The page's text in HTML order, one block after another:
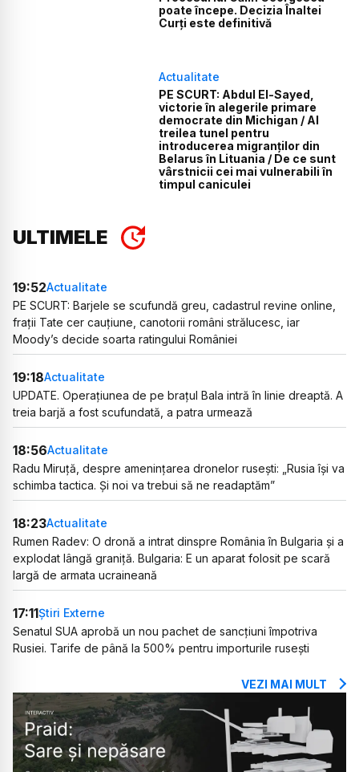
poate începe. Decizia Înaltei
Curți este definitivă
Actualitate
PE SCURT: Abdul El-Sayed,
victorie în alegerile primare
democrate din Michigan / Al
treilea tunel pentru
introducerea migranților din
Belarus în Lituania / De ce sunt
vârstnicii cei mai vulnerabili în
timpul caniculei
ULTIMELE
19:52Actualitate
PE SCURT: Barjele se scufundă greu, cadastrul revine online,
frații Tate cer cauțiune, canotorii români strălucesc, iar
Moody’s decide soarta ratingului României
19:18Actualitate
UPDATE. Operațiunea de pe brațul Bala intră în linie dreaptă. A
treia barjă a fost scufundată, a patra urmează
18:56Actualitate
Radu Miruță, despre amenințarea dronelor rusești: „Rusia își va
schimba tactica. Și noi va trebui să ne readaptăm”
18:23Actualitate
Rumen Radev: O dronă a intrat dinspre România în Bulgaria și a
explodat lângă graniță. Bulgaria: E un aparat folosit pe scară
largă de armata ucraineană
17:11Știri Externe
Senatul SUA aprobă un nou pachet de sancțiuni împotriva
Rusiei. Tarife de până la 500% pentru importurile rusești
VEZI MAI MULT